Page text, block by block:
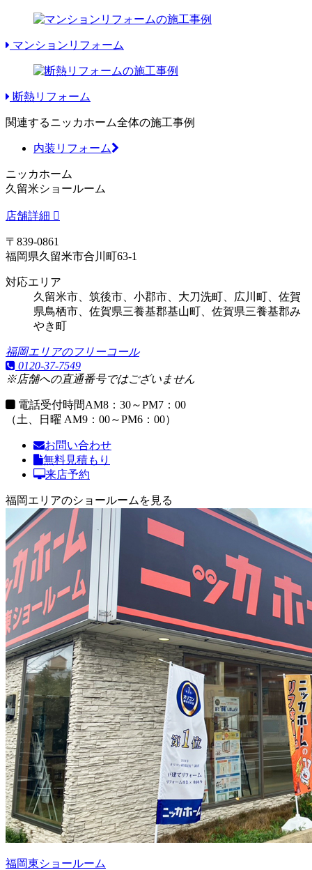
マンションリフォーム
断熱リフォーム
関連するニッカホーム全体の施工事例
内装リフォーム
ニッカホーム
久留米ショールーム
店舗詳細
〒839-0861
福岡県久留米市合川町63-1
対応エリア
久留米市、筑後市、小郡市、大刀洗町、広川町、佐賀
県鳥栖市、佐賀県三養基郡基山町、佐賀県三養基郡み
やき町
福岡エリアのフリーコール
0120-37-7549
※店舗への直通番号ではございません
電話受付時間AM8：30～PM7：00
（土、日曜 AM9：00～PM6：00）
お問い合わせ
無料見積もり
来店予約
福岡エリアのショールームを見る
福岡東ショールーム